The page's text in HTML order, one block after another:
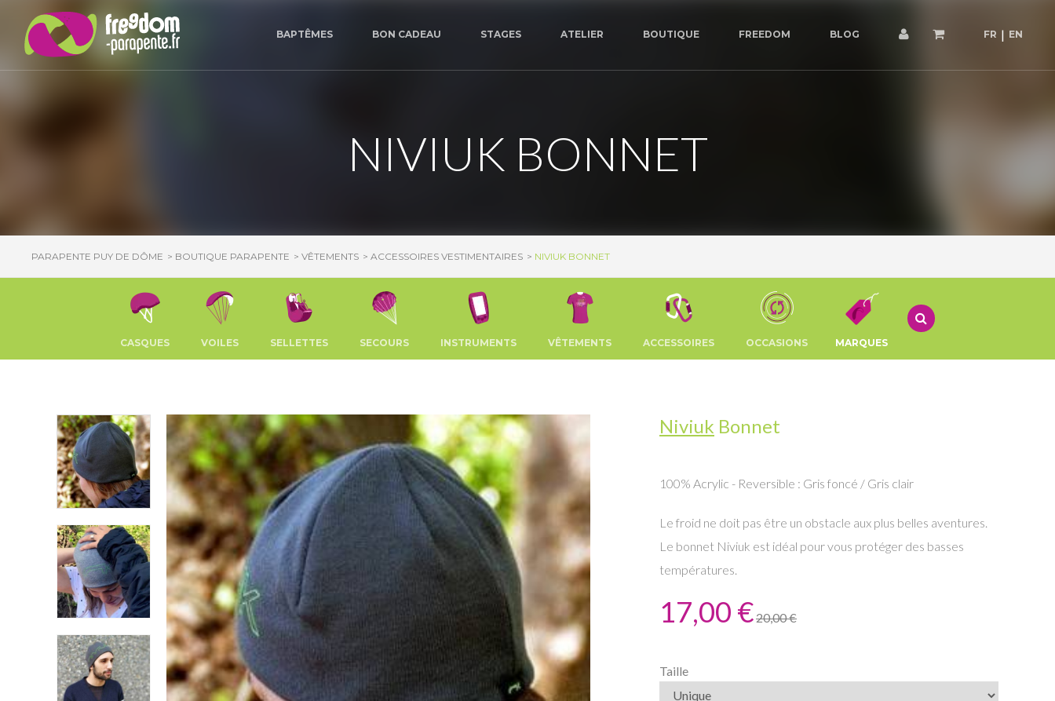
BAPTÊMES BON CADEAU STAGES ATELIER BOUTIQUE FREEDOM BLOG FR EN
NIVIUK BONNET
PARAPENTE PUY DE DÔME BOUTIQUE PARAPENTE VÊTEMENTS ACCESSOIRES VESTIMENTAIRES NIVIUK BONNET
CASQUES VOILES SELLETTES SECOURS INSTRUMENTS VÊTEMENTS ACCESSOIRES OCCASIONS MARQUES
Niviuk Bonnet
100% Acrylic - Reversible : Gris foncé / Gris clair
Le froid ne doit pas être un obstacle aux plus belles aventures.
Le bonnet Niviuk est idéal pour vous protéger des basses
températures.
17,00 €20,00 €
Taille